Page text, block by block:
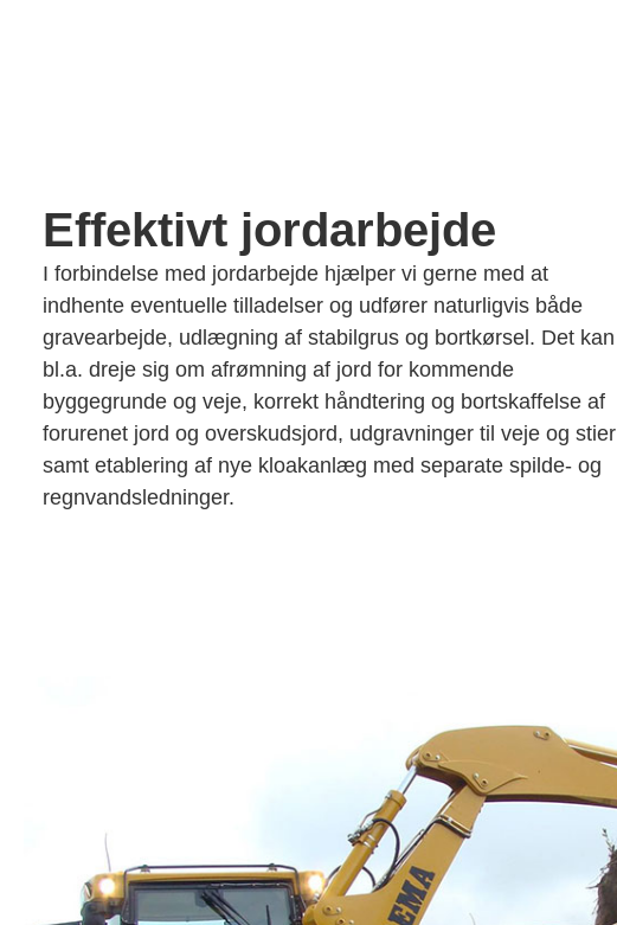
Effektivt jordarbejde
I forbindelse med jordarbejde hjælper vi gerne med at
indhente eventuelle tilladelser og udfører naturligvis både
gravearbejde, udlægning af stabilgrus og bortkørsel. Det kan
bl.a. dreje sig om afrømning af jord for kommende
byggegrunde og veje, korrekt håndtering og bortskaffelse af
forurenet jord og overskudsjord, udgravninger til veje og stier
samt etablering af nye kloakanlæg med separate spilde- og
regnvandsledninger.